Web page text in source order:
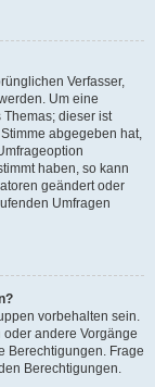
Verfasser,
Um eine
dieser ist
abgegeben hat,
haben, so kann
geändert oder
Umfragen
vorbehalten sein.
andere Vorgänge
Berechtigungen. Frage
Berechtigungen.